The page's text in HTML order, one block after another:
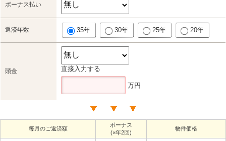
ボーナス払い
返済年数 35年 30年 25年 20年
頭金 直接入力する
万円
毎月のご返済額
ボーナス
(×年2回)
物件価格